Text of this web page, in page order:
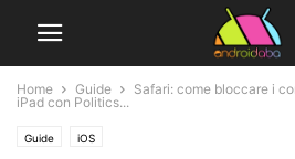
Home Guide
Safari: come bloccare i
iPad con Politics...
Guide iOS